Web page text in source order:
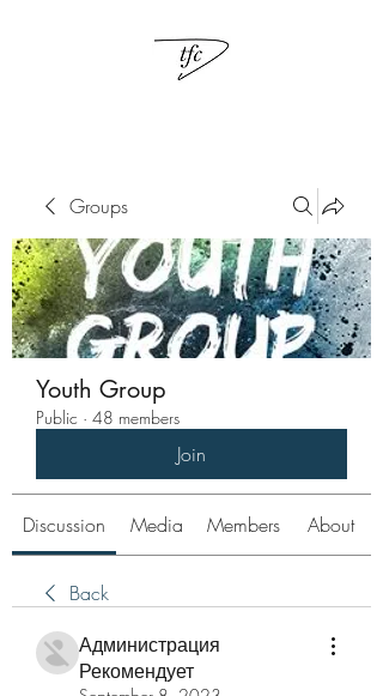
Groups
Youth Group
Public · 48 members
Join
Discussion Media Members About
Back
Администрация
Рекомендует